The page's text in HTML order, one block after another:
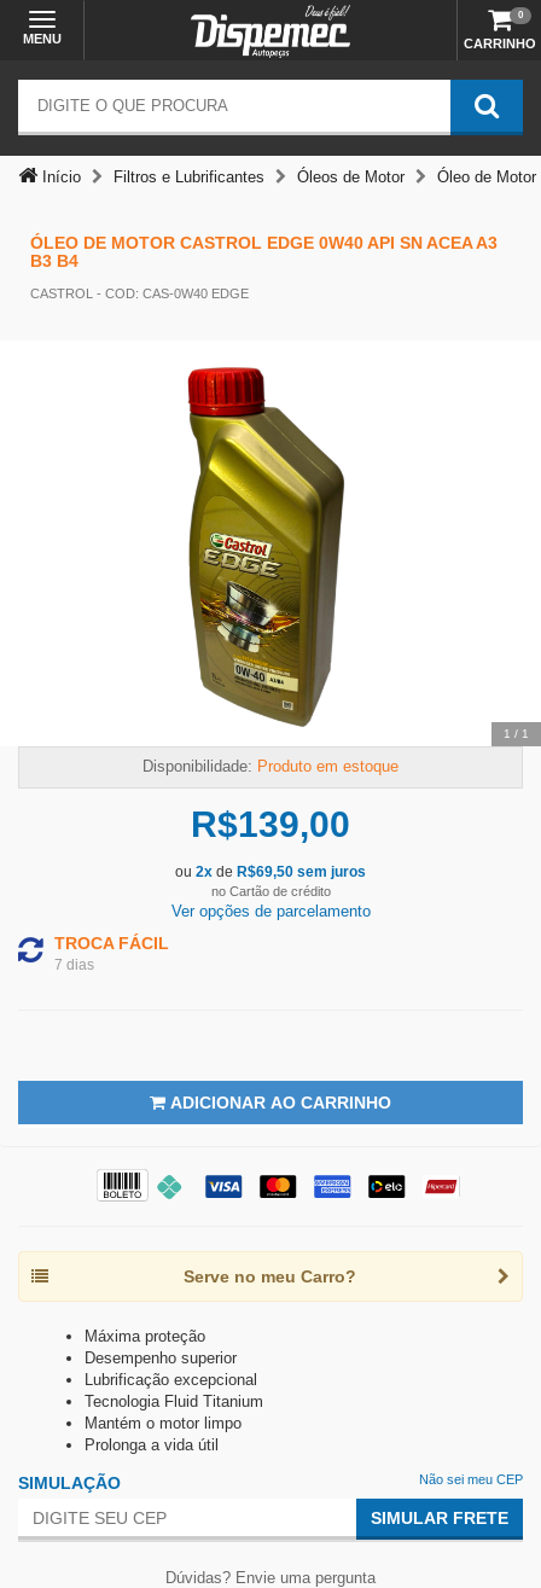
MENU CARRINHO
0
Início Filtros e Lubrificantes Óleos de Motor Óleo de
ÓLEO DE MOTOR CASTROL EDGE 0W40 API SN ACEA A3
B3 B4
CASTROL - COD: CAS-0W40 EDGE
1 / 1
Disponibilidade: Produto em estoque
R$139,00
ou 2x de R$69,50 sem juros
no Cartão de crédito
Ver opções de parcelamento
TROCA FÁCIL
7 dias
ADICIONAR AO CARRINHO
Temos outras opções mais
adequadas
Serve no meu Carro?
Máxima proteção
Desempenho superior
Lubrificação excepcional
Tecnologia Fluid Titanium
Mantém o motor limpo
Prolonga a vida útil
SIMULAÇÃO Não sei meu CEP
SIMULAR FRETE
Dúvidas? Envie uma pergunta